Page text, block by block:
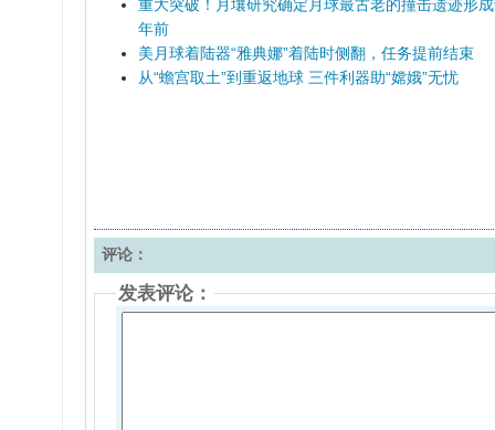
重大突破！月壤研究确定月球最古老的撞击遗迹形
年前
美月球着陆器“雅典娜”着陆时侧翻，任务提前结束
从“蟾宫取土”到重返地球 三件利器助“嫦娥”无忧
评论：
发表评论：